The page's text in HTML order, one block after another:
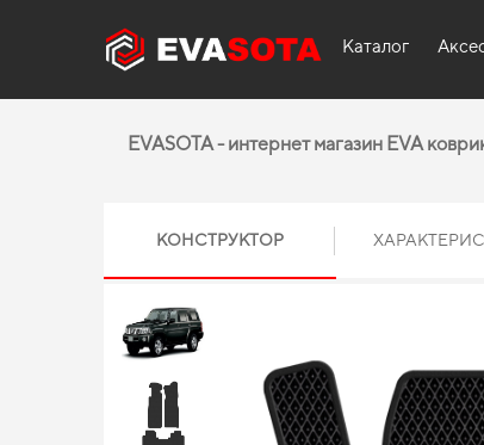
Каталог
EVASOTA - интернет магазин EVA
КОНСТРУКТОР